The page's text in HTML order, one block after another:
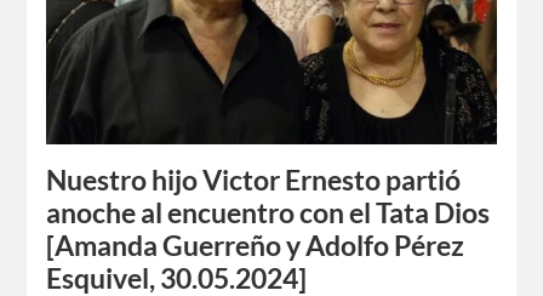
Nuestro hijo Victor Ernesto partió
anoche al encuentro con el Tata Dios
[Amanda Guerreño y Adolfo Pérez
Esquivel, 30.05.2024]